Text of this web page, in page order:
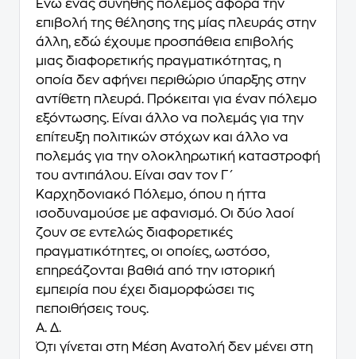
Ενώ ένας συνήθης πόλεμος αφορά την
επιβολή της θέλησης της μίας πλευράς στην
άλλη, εδώ έχουμε προσπάθεια επιβολής
μιας διαφορετικής πραγματικότητας, η
οποία δεν αφήνει περιθώριο ύπαρξης στην
αντίθετη πλευρά. Πρόκειται για έναν πόλεμο
εξόντωσης. Είναι άλλο να πολεμάς για την
επίτευξη πολιτικών στόχων και άλλο να
πολεμάς για την ολοκληρωτική καταστροφή
του αντιπάλου. Είναι σαν τον Γ΄
Καρχηδονιακό Πόλεμο, όπου η ήττα
ισοδυναμούσε με αφανισμό. Οι δύο λαοί
ζουν σε εντελώς διαφορετικές
πραγματικότητες, οι οποίες, ωστόσο,
επηρεάζονται βαθιά από την ιστορική
εμπειρία που έχει διαμορφώσει τις
πεποιθήσεις τους.
Α. Δ.
Ό,τι γίνεται στη Μέση Ανατολή δεν μένει στη